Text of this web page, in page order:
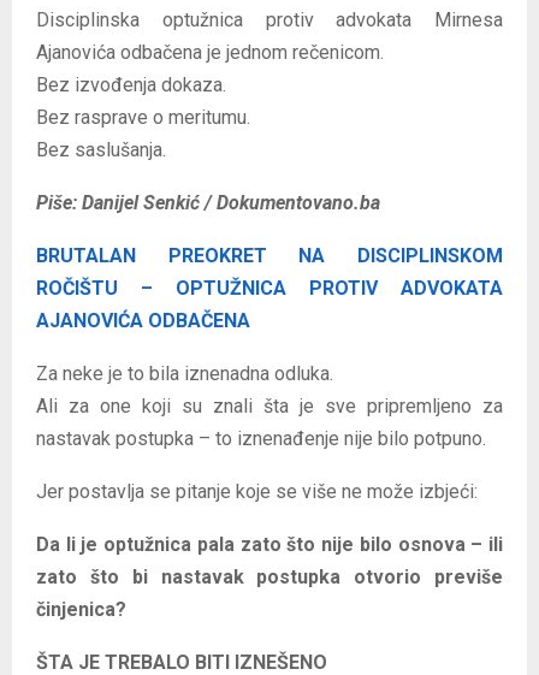
Disciplinska optužnica protiv advokata Mirnesa
Ajanovića odbačena je jednom rečenicom.
Bez izvođenja dokaza.
Bez rasprave o meritumu.
Bez saslušanja.
Piše: Danijel Senkić / Dokumentovano.ba
BRUTALAN PREOKRET NA DISCIPLINSKOM
ROČIŠTU – OPTUŽNICA PROTIV ADVOKATA
AJANOVIĆA ODBAČENA
Za neke je to bila iznenadna odluka.
Ali za one koji su znali šta je sve pripremljeno za
nastavak postupka – to iznenađenje nije bilo potpuno.
Jer postavlja se pitanje koje se više ne može izbjeći:
Da li je optužnica pala zato što nije bilo osnova – ili
zato što bi nastavak postupka otvorio previše
činjenica?
ŠTA JE TREBALO BITI IZNEŠENO